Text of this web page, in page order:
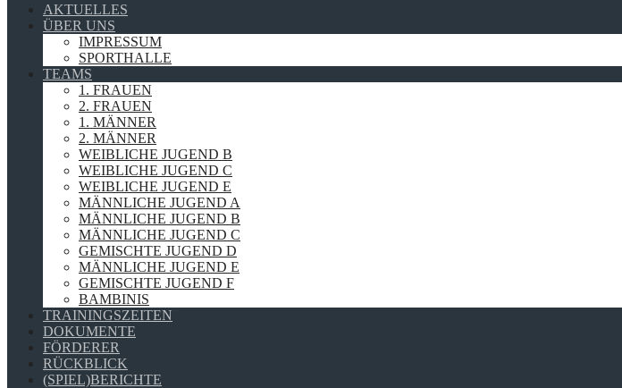
AKTUELLES
ÜBER UNS
IMPRESSUM
SPORTHALLE
TEAMS
1. FRAUEN
2. FRAUEN
1. MÄNNER
2. MÄNNER
WEIBLICHE JUGEND B
WEIBLICHE JUGEND C
WEIBLICHE JUGEND E
MÄNNLICHE JUGEND A
MÄNNLICHE JUGEND B
MÄNNLICHE JUGEND C
GEMISCHTE JUGEND D
MÄNNLICHE JUGEND E
GEMISCHTE JUGEND F
BAMBINIS
TRAININGSZEITEN
DOKUMENTE
FÖRDERER
RÜCKBLICK
(SPIEL)BERICHTE